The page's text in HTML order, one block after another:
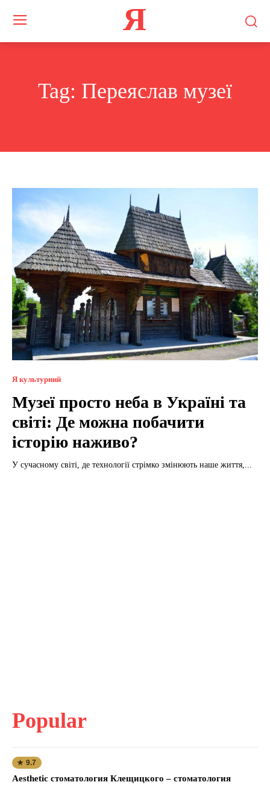
Я
Tag: Переяслав музеї
Я культурний
Музеї просто неба в Україні та
світі: Де можна побачити
історію наживо?
У сучасному світі, де технології стрімко змінюють наше життя,...
Popular
★ 9.7
Aesthetic стоматология Клещицкого – стоматология